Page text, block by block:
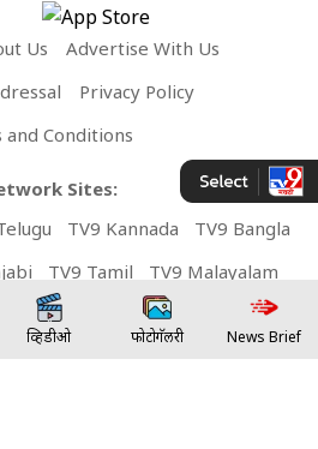
Us
Advertise With Us
Privacy Policy
and Conditions
Sites:
TV9 Kannada
TV9 Bangla
TV9 Tamil
TV9 Malayalam
LIVE Money9 LIVE
व्हिडीओ फोटोगॅलरी News Brief